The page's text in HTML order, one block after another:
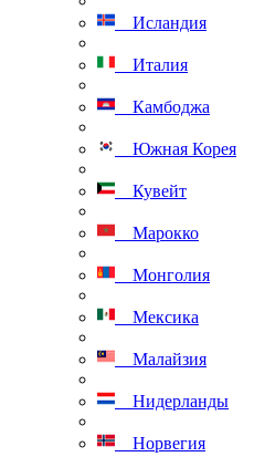
Исландия
Италия
Камбоджа
Южная Корея
Кувейт
Марокко
Монголия
Мексика
Малайзия
Нидерланды
Норвегия